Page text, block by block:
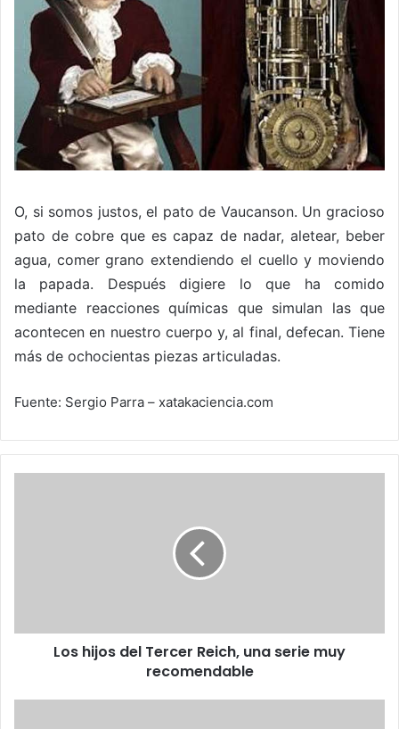
O, si somos justos, el pato de Vaucanson. Un gracioso
pato de cobre que es capaz de nadar, aletear, beber
agua, comer grano extendiendo el cuello y moviendo
la papada. Después digiere lo que ha comido
mediante reacciones químicas que simulan las que
acontecen en nuestro cuerpo y, al final, defecan. Tiene
más de ochocientas piezas articuladas.
Fuente: Sergio Parra – xatakaciencia.com
recomendable
Los hijos del Tercer Reich, una serie muy
recomendable